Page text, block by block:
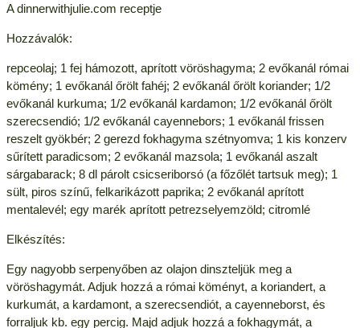
A dinnerwithjulie.com receptje
Hozzávalók:
repceolaj; 1 fej hámozott, aprított vöröshagyma; 2 evőkanál római
kömény; 1 evőkanál őrölt fahéj; 2 evőkanál őrölt koriander; 1/2
evőkanál kurkuma; 1/2 evőkanál kardamon; 1/2 evőkanál őrölt
szerecsendió; 1/2 evőkanál cayennebors; 1 evőkanál frissen
reszelt gyökbér; 2 gerezd fokhagyma szétnyomva; 1 kis konzerv
sűrített paradicsom; 2 evőkanál mazsola; 1 evőkanál aszalt
sárgabarack; 8 dl párolt csicseriborsó (a főzőlét tartsuk meg); 1
sült, piros színű, felkarikázott paprika; 2 evőkanál aprított
mentalevél; egy marék aprított petrezselyemzöld; citromlé
Elkészítés:
Egy nagyobb serpenyőben az olajon dinszteljük meg a
vöröshagymát. Adjuk hozzá a római köményt, a koriandert, a
kurkumát, a kardamont, a szerecsendiót, a cayenneborst, és
forraljuk kb. egy percig. Majd adjuk hozzá a fokhagymát, a